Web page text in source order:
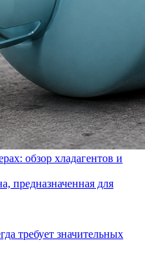
обзор хладагентов и
предназначенная для
требует значительных